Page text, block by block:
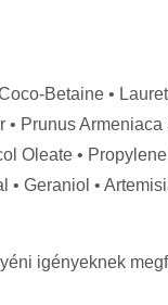
Betaine •
Prunus
Oleate • Propylene
• Geraniol •
igényeknek